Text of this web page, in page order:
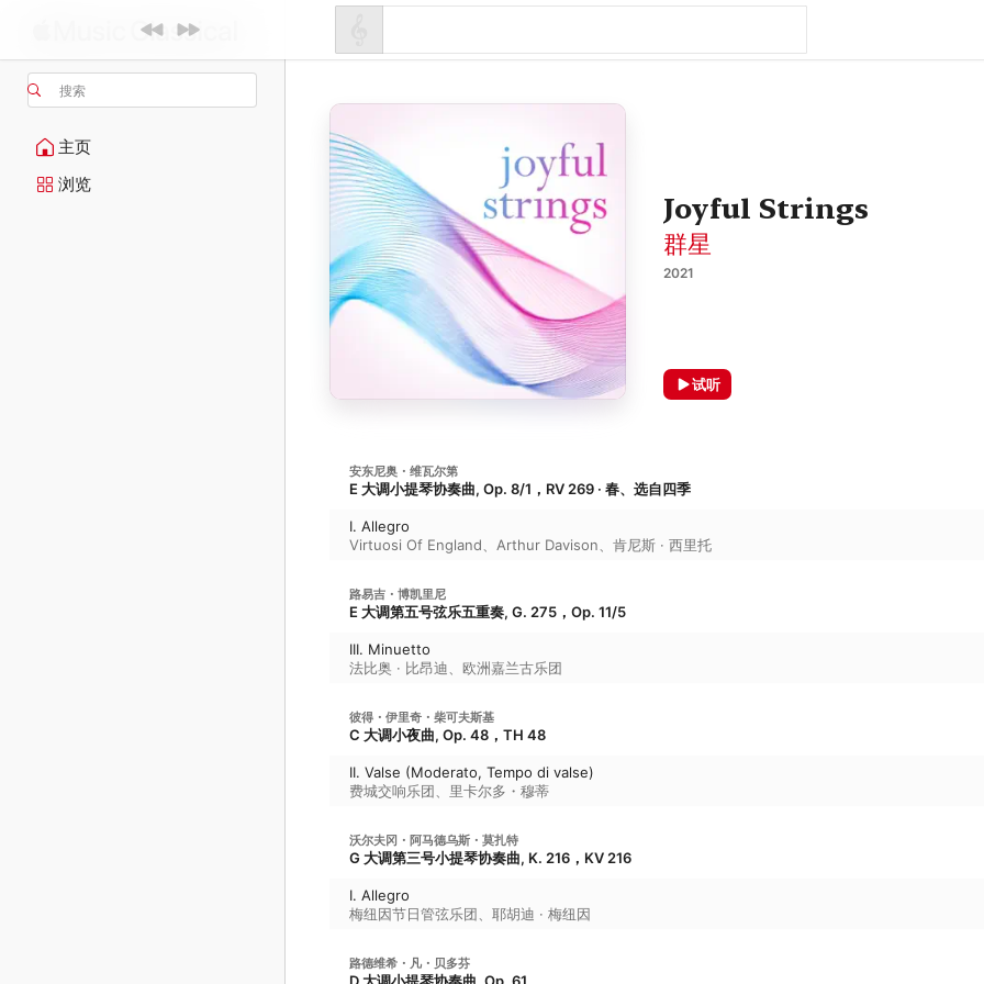
搜索
主页
浏览
Joyful Strings
群星
2021
试听
安东尼奥・维瓦尔第
E 大调小提琴协奏曲, Op. 8/1，RV 269 · 春、选自四季
I. Allegro
Virtuosi Of England
Arthur Davison 肯尼斯 · 西里托
路易吉・博凯里尼
E 大调第五号弦乐五重奏, G. 275，Op. 11/5
III. Minuetto
法比奥 · 比昂迪
欧洲嘉兰古乐团
彼得・伊里奇・柴可夫斯基
C 大调小夜曲, Op. 48，TH 48
II. Valse (Moderato, Tempo di valse)
费城交响乐团
里卡尔多・穆蒂
沃尔夫冈・阿马德乌斯・莫扎特
G 大调第三号小提琴协奏曲, K. 216，KV 216
I. Allegro
梅纽因节日管弦乐团
耶胡迪 · 梅纽因
路德维希・凡・贝多芬